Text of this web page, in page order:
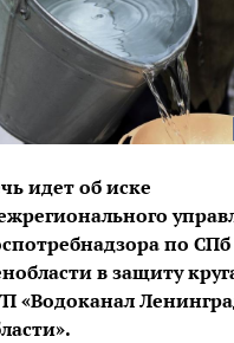
идет об иске
по
в защиту
«Водоканал